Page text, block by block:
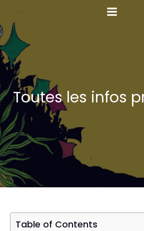
Toutes les infos
Table of Contents